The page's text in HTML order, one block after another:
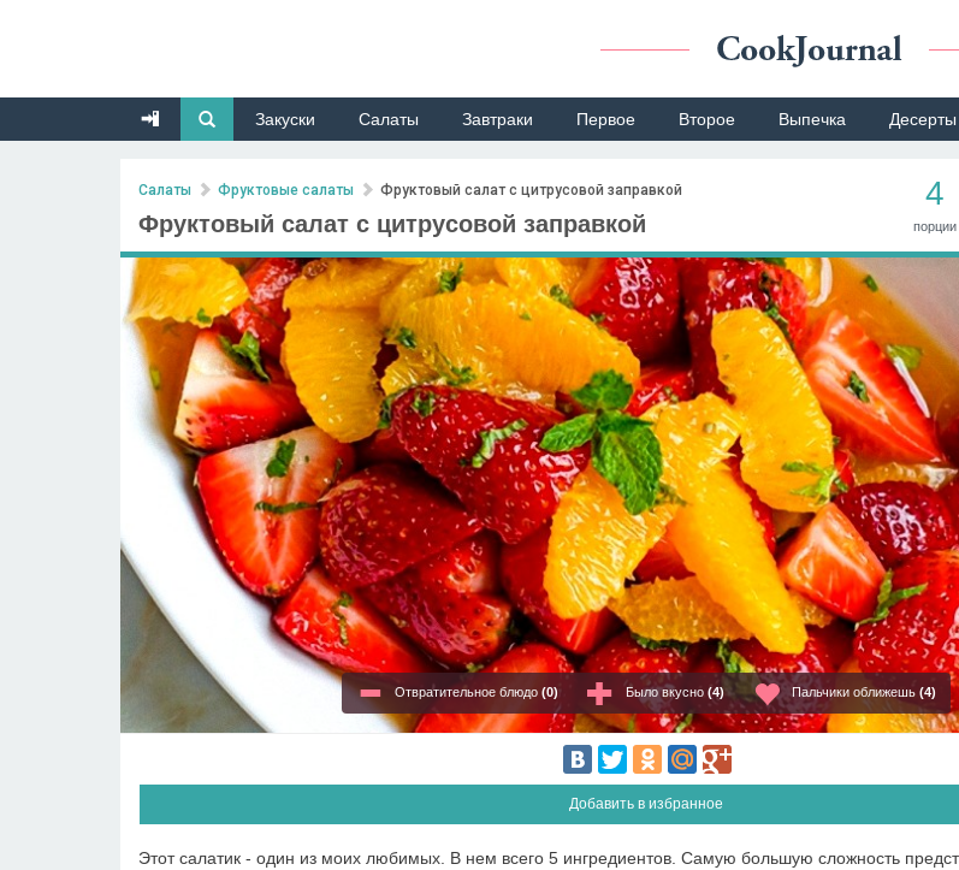
Закуски Салаты Завтраки Первое Второе Выпечка Десерты
Салаты Фруктовые салаты Фруктовый салат с цитрусовой заправкой 4
порции
Фруктовый салат с цитрусовой заправкой
Отвратительное блюдо (0) Было вкусно (4) Пальчики оближешь (4)
Добавить в избранное
Этот салатик - один из моих любимых. В нем всего 5 ингредиентов. Самую большую сложность